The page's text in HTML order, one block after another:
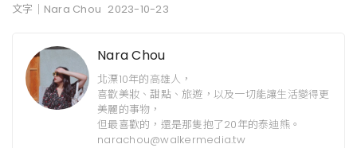
文字｜Nara Chou 2023-10-23
Nara Chou
北漂10年的高雄人，
喜歡美妝、甜點、旅遊，以及一切能讓生活變得更
美麗的事物，
但最喜歡的，還是那隻抱了20年的泰迪熊。
narachou@walkermedia.tw